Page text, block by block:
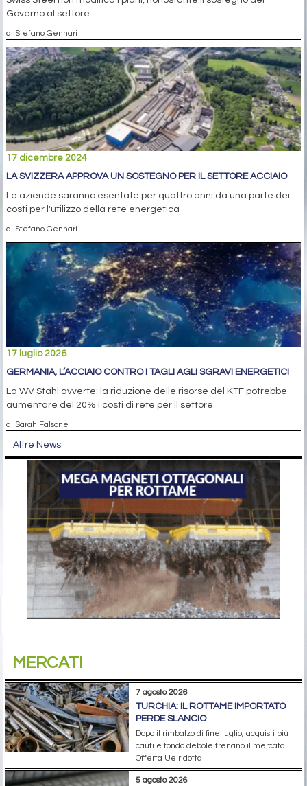
Governo al settore
di Stefano Gennari
17 dicembre 2024
LA SVIZZERA APPROVA UN SOSTEGNO PER IL SETTORE ACCIAIO
Le aziende saranno esentate per quattro anni da una parte dei
costi per l'utilizzo della rete energetica
di Stefano Gennari
17 luglio 2026
GERMANIA, L’ACCIAIO CONTRO I TAGLI AGLI SGRAVI ENERGETICI
La WV Stahl avverte: la riduzione delle risorse del KTF potrebbe
aumentare del 20% i costi di rete per il settore
di Sarah Falsone
Altre News
MERCATI
7 agosto 2026
TURCHIA: IL ROTTAME IMPORTATO
PERDE SLANCIO
Dopo il rimbalzo di fine luglio, acquisti più
cauti e tondo debole frenano il mercato.
Offerta Ue ridotta
5 agosto 2026